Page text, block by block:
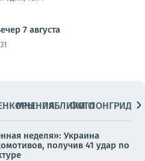
7 августа
МНЕНИЯПАБЛИКИ
ФОТОЛОНГРИДЫ
неделя»: Украина
получив 41 удар по